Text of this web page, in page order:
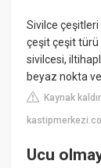
Sivilce
çeşit çeşit türü
sivilcesi,
beyaz nokta
Kaynak
Ucu